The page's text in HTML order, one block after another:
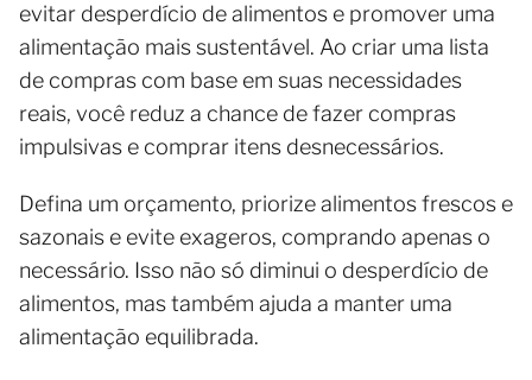
evitar desperdício de alimentos e promover uma
alimentação mais sustentável. Ao criar uma lista
de compras com base em suas necessidades
reais, você reduz a chance de fazer compras
impulsivas e comprar itens desnecessários.
Defina um orçamento, priorize alimentos frescos e
sazonais e evite exageros, comprando apenas o
necessário. Isso não só diminui o desperdício de
alimentos, mas também ajuda a manter uma
alimentação equilibrada.